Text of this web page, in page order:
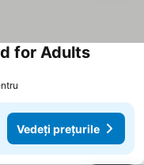
for Adults
Vedeți prețurile